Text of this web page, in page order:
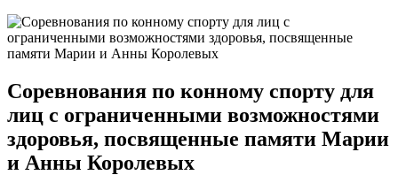
Cоревнования по конному спорту для
лиц с ограниченными возможностями
здоровья, посвященные памяти Марии
и Анны Королевых